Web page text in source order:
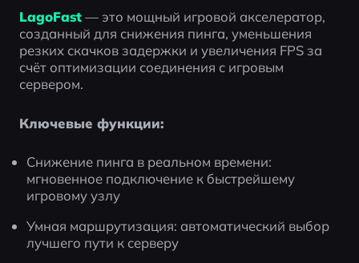
LagoFast — это мощный игровой акселератор,
созданный для снижения пинга, уменьшения
резких скачков задержки и увеличения FPS за
счёт оптимизации соединения с игровым
сервером.
Ключевые функции:
Снижение пинга в реальном времени:
мгновенное подключение к быстрейшему
игровому узлу
Умная маршрутизация: автоматический выбор
лучшего пути к серверу